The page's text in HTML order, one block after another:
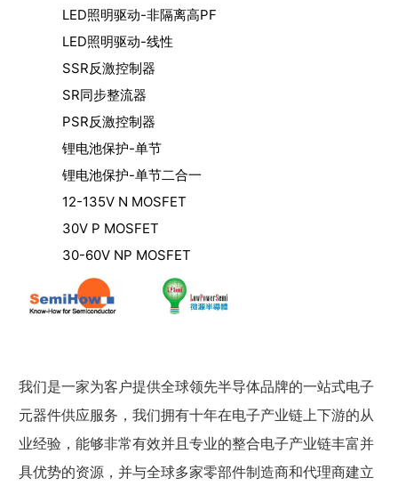
LED照明驱动-非隔离高PF
LED照明驱动-线性
SSR反激控制器
SR同步整流器
PSR反激控制器
锂电池保护-单节
锂电池保护-单节二合一
12-135V N MOSFET
30V P MOSFET
30-60V NP MOSFET
我们是一家为客户提供全球领先半导体品牌的一站式电子
元器件供应服务，我们拥有十年在电子产业链上下游的从
业经验，能够非常有效并且专业的整合电子产业链丰富并
具优势的资源，并与全球多家零部件制造商和代理商建立